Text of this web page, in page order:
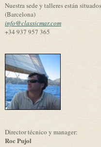
Nuestra sede y talleres están
(Barcelona)
info@classicmar.com
+34 937 957 365
Director técnico y manager:
Roc Pujol